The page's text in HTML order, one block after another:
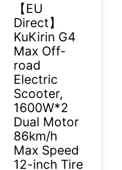
【EU
Direct】
KuKirin G4
Max Off-
road
Electric
Scooter,
1600W*2
Dual Motor
86km/h
Max Speed
12-inch Tire